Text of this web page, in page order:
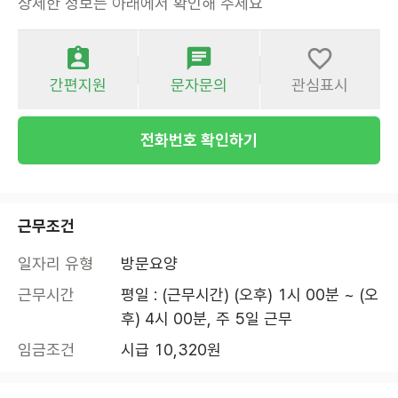
간편지원 문자문의 관심표시
전화번호 확인하기
근무조건
일자리 유형
방문요양
근무시간
평일 : (근무시간) (오후) 1시 00분 ~ (오
후) 4시 00분, 주 5일 근무
임금조건
시급 10,320원